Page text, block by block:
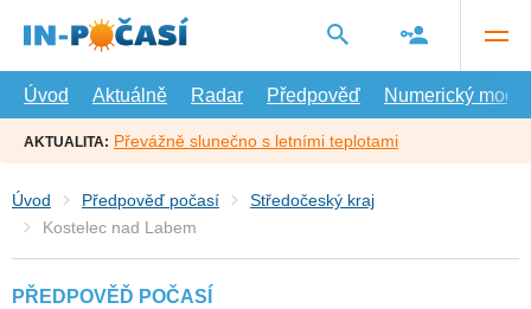
hlavní
Úvod
Aktuálně Radar Předpověď Numerický model
AKTUALITA: Převážně slunečno s letními teplotami
Úvod Předpověď počasí
Středočeský kraj
Kostelec nad Labem
PŘEDPOVĚĎ POČASÍ